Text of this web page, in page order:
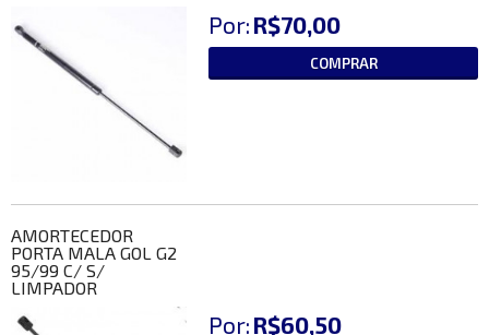
Por: R$70,00
COMPRAR
AMORTECEDOR
PORTA MALA GOL G2
95/99 C/ S/
LIMPADOR
Por: R$60,50